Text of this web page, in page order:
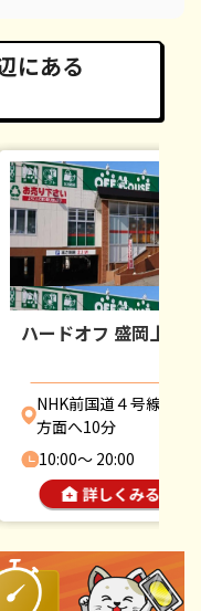
にある
ハードオフ 盛岡上堂店
NHK前国道４号線を二
方面へ10分
10:00〜 20:00